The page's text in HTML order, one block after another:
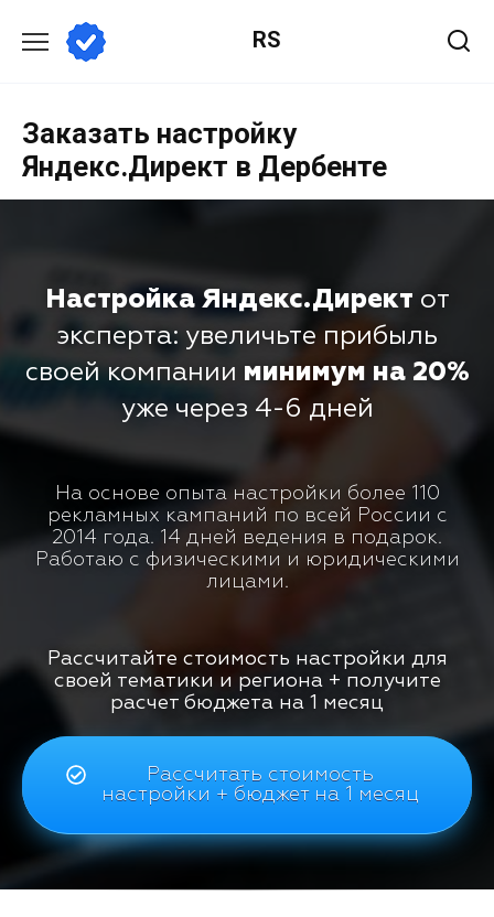
RS
Заказать настройку
Яндекс.Директ в Дербенте
Настройка Яндекс.Директ от
эксперта: увеличьте прибыль
своей компании минимум на 20%
уже через 4-6 дней
На основе опыта настройки более 110
рекламных кампаний по всей России с
2014 года. 14 дней ведения в подарок.
Работаю с физическими и юридическими
лицами.
Рассчитайте стоимость настройки для
своей тематики и региона + получите
расчет бюджета на 1 месяц
Рассчитать стоимость
настройки + бюджет на 1 месяц